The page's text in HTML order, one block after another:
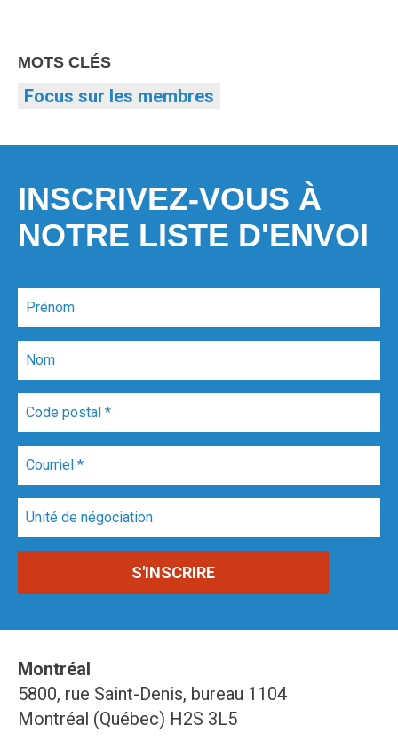
MOTS CLÉS
Focus sur les membres
INSCRIVEZ-VOUS À
NOTRE LISTE D'ENVOI
Montréal
5800, rue Saint-Denis, bureau 1104
Montréal (Québec) H2S 3L5